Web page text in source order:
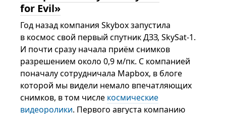
for Evil»
Год назад компания Skybox запустила
в космос свой первый спутник ДЗЗ, SkySat-1.
И почти сразу начала приём снимков
разрешением около 0,9 м/пк. С компанией
поначалу сотрудничала Mapbox, в блоге
которой мы видели немало впечатляющих
снимков, в том числе космические
видеоролики. Первого августа компанию